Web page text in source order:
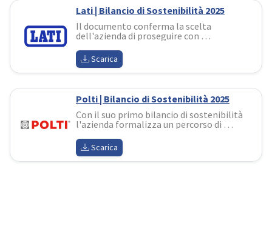
Lati | Bilancio di Sostenibilità 2025
Il documento conferma la scelta
dell'azienda di proseguire con
sviluppo sostenibile in coerenza con la
propria identità di impresa responsabile e
orientata al futuro
Scarica
Polti | Bilancio di Sostenibilità 2025
Con il suo primo bilancio di sostenibilità
l'azienda formalizza un percorso di
cinquant'anni di storia. Il documento
evidenzia i risultati raggiunti sul fronte
ambientale, sociale e della governance
Scarica